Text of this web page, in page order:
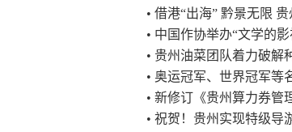
• 借港“出海” 黔景无限
• 中国作协举办“文学的
• 贵州油菜团队着力破解
• 奥运冠军、世界冠军等
• 新修订《贵州算力券管
• 祝贺！贵州实现特级导